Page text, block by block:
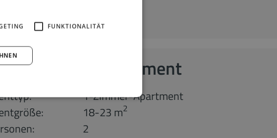
Doppelappartement
1-Zimmer-Apartment
18-23 m2
2
FUNKTIONALITÄT